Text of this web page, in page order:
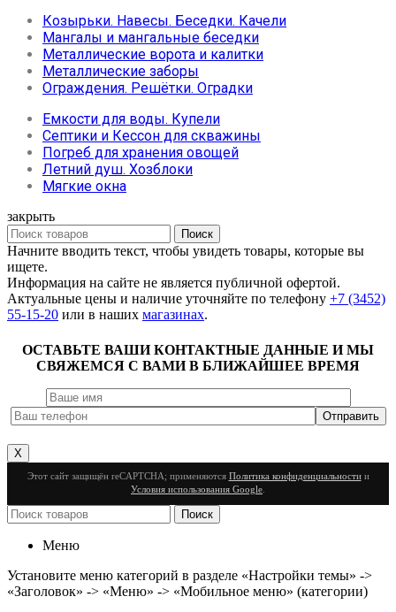
Козырьки. Навесы. Беседки. Качели
Мангалы и мангальные беседки
Металлические ворота и калитки
Металлические заборы
Ограждения. Решётки. Оградки
Емкости для воды. Купели
Септики и Кессон для скважины
Погреб для хранения овощей
Летний душ. Хозблоки
Мягкие окна
закрыть
Поиск
Начните вводить текст, чтобы увидеть товары, которые вы
ищете.
Информация на сайте не является публичной офертой.
Актуальные цены и наличие уточняйте по телефону +7 (3452)
55-15-20 или в наших магазинах.
ОСТАВЬТЕ ВАШИ КОНТАКТНЫЕ ДАННЫЕ И МЫ
СВЯЖЕМСЯ С ВАМИ В БЛИЖАЙШЕЕ ВРЕМЯ
X
Этот сайт защищён reCAPTCHA; применяются Политика конфиденциальностии
Условия использования Google
Поиск
Меню
Установите меню категорий в разделе «Настройки темы» ->
«Заголовок» -> «Меню» -> «Мобильное меню» (категории)